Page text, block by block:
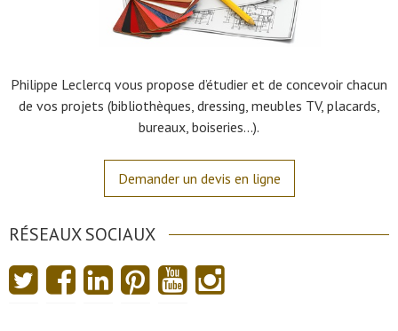
Philippe Leclercq vous propose d’étudier et de concevoir chacun
de vos projets (bibliothèques, dressing, meubles TV, placards,
bureaux, boiseries…).
Demander un devis en ligne
RÉSEAUX SOCIAUX